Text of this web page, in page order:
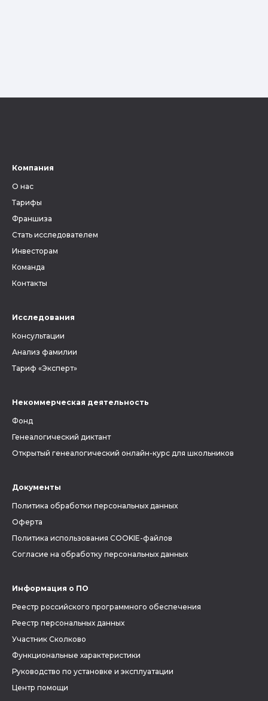
Компания
О нас
Тарифы
Франшиза
Стать исследователем
Инвесторам
Команда
Контакты
Исследования
Консультации
Анализ фамилии
Тариф «Эксперт»
Некоммерческая деятельность
Фонд
Генеалогический диктант
Открытый генеалогический онлайн-курс для школьников
Документы
Политика обработки персональных данных
Оферта
Политика использования COOKIE-файлов
Согласие на обработку персональных данных
Информация о ПО
Реестр российского программного обеспечения
Реестр персональных данных
Участник Сколково
Функциональные характеристики
Руководство по установке и эксплуатации
Центр помощи